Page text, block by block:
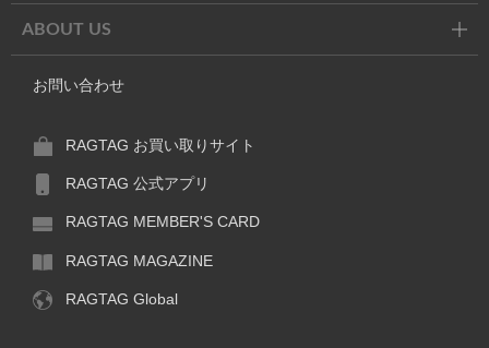
ABOUT US
お問い合わせ
RAGTAG お買い取りサイト
RAGTAG 公式アプリ
RAGTAG MEMBER'S CARD
RAGTAG MAGAZINE
RAGTAG Global